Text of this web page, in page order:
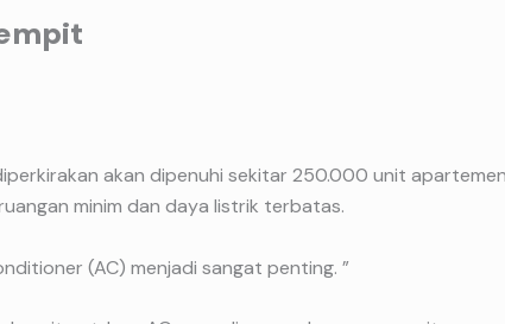
akan dipenuhi sekitar 250.000 unit
minim dan daya listrik terbatas.
(AC) menjadi sangat penting. ”